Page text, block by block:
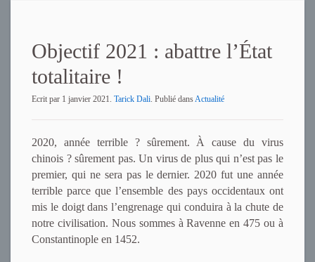
Objectif 2021 : abattre l’État
totalitaire !
Ecrit par 1 janvier 2021. Tarick Dali. Publié dansActualité
2020, année terrible ? sûrement. À cause du virus
chinois ? sûrement pas. Un virus de plus qui n’est pas le
premier, qui ne sera pas le dernier. 2020 fut une année
terrible parce que l’ensemble des pays occidentaux ont
mis le doigt dans l’engrenage qui conduira à la chute de
notre civilisation. Nous sommes à Ravenne en 475 ou à
Constantinople en 1452.